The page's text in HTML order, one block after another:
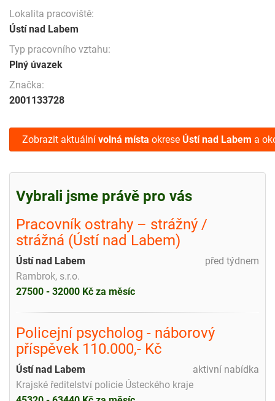
Lokalita pracoviště:
Ústí nad Labem
Typ pracovního vztahu:
Plný úvazek
Značka:
2001133728
Zobrazit aktuální volná místa okrese Ústí nad Labem a
Vybrali jsme právě pro vás
Pracovník ostrahy – strážný /
strážná (Ústí nad Labem)
před týdnem
Ústí nad Labem
Rambrok, s.r.o.
27500 - 32000 Kč za měsíc
Policejní psycholog - náborový
příspěvek 110.000,- Kč
aktivní nabídka
Ústí nad Labem
Krajské ředitelství policie Ústeckého kraje